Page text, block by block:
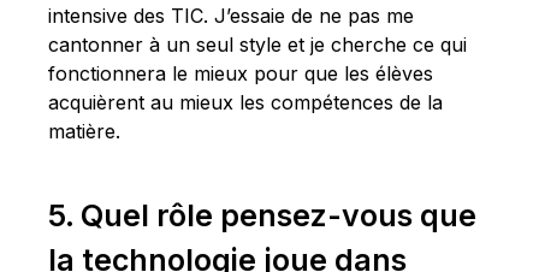
intensive des TIC. J’essaie de ne pas me
cantonner à un seul style et je cherche ce qui
fonctionnera le mieux pour que les élèves
acquièrent au mieux les compétences de la
matière.
5. Quel rôle pensez-vous que
la technologie joue dans